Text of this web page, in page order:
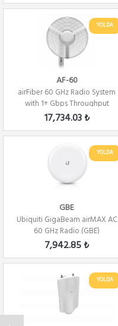
YOLDA
AF-60
airFiber 60 GHz Radio System
with 1+ Gbps Throughput
17,734.03 ₺
YOLDA
GBE
Ubiquiti GigaBeam airMAX AC
60 GHz Radio (GBE)
7,942.85 ₺
YOLDA